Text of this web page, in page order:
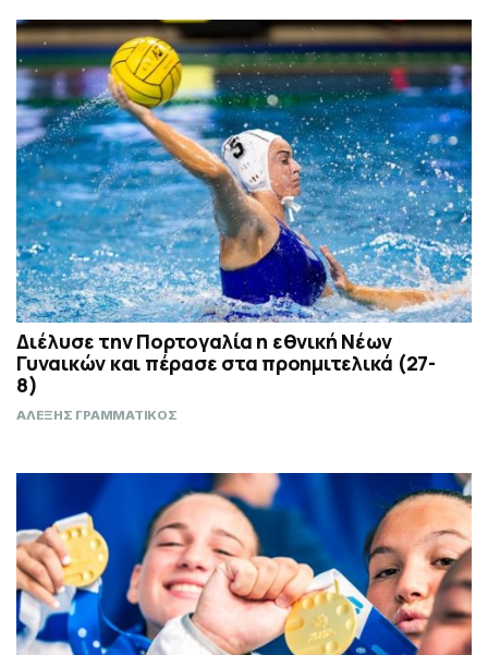
Διέλυσε την Πορτογαλία η εθνική Νέων
Γυναικών και πέρασε στα προημιτελικά (27-
8)
ΑΛΕΞΗΣ ΓΡΑΜΜΑΤΙΚΟΣ